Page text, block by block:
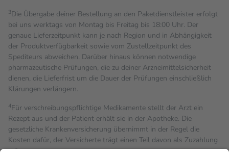
3Die Übergabe deiner Bestellung an den Paketdienstleister erfolgt
bei uns werktags von Montag bis Freitag bis 18:00 Uhr. Der
genaue Lieferzeitpunkt kann je nach Region und in Abhängigkeit
der Produktverfügbarkeit sowie vom Zustellzeitpunkt des
Spediteurs abweichen. Darüber hinaus können notwendige
pharmazeutische Prüfungen, die zu deiner Arzneimittelsicherheit
dienen, die Lieferfrist um die Dauer der Prüfungen einschließlich
Klärungen verlängern.
4Für verschreibungspflichtige Medikamente stellt der Arzt ein
Rezept aus und der Patient erhält sie in der Apotheke. Die
gesetzliche Krankenversicherung übernimmt in der Regel die
Kosten dafür, der Versicherte trägt einen Teil davon als Zuzahlung
mit.